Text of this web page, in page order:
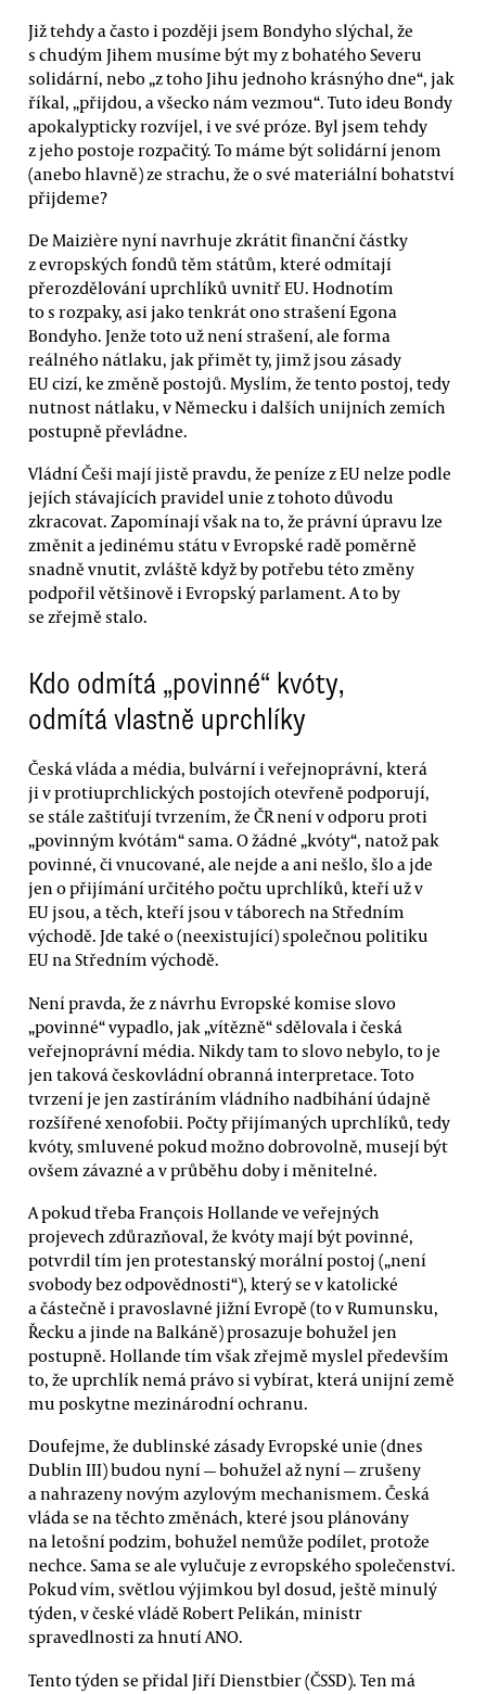
Již tehdy a často i později jsem Bondyho slýchal, že
s chudým Jihem musíme být my z bohatého Severu
solidární, nebo „z toho Jihu jednoho krásnýho dne“, jak
říkal, „přijdou, a všecko nám vezmou“. Tuto ideu Bondy
apokalypticky rozvíjel, i ve své próze. Byl jsem tehdy
z jeho postoje rozpačitý. To máme být solidární jenom
(anebo hlavně) ze strachu, že o své materiální bohatství
přijdeme?
De Maizière nyní navrhuje zkrátit finanční částky
z evropských fondů těm státům, které odmítají
přerozdělování uprchlíků uvnitř EU. Hodnotím
to s rozpaky, asi jako tenkrát ono strašení Egona
Bondyho. Jenže toto už není strašení, ale forma
reálného nátlaku, jak přimět ty, jimž jsou zásady
EU cizí, ke změně postojů. Myslím, že tento postoj, tedy
nutnost nátlaku, v Německu i dalších unijních zemích
postupně převládne.
Vládní Češi mají jistě pravdu, že peníze z EU nelze podle
jejích stávajících pravidel unie z tohoto důvodu
zkracovat. Zapomínají však na to, že právní úpravu lze
změnit a jedinému státu v Evropské radě poměrně
snadně vnutit, zvláště když by potřebu této změny
podpořil většinově i Evropský parlament. A to by
se zřejmě stalo.
Kdo odmítá „povinné“ kvóty,
odmítá vlastně uprchlíky
Česká vláda a média, bulvární i veřejnoprávní, která
ji v protiuprchlických postojích otevřeně podporují,
se stále zaštiťují tvrzením, že ČR není v odporu proti
„povinným kvótám“ sama. O žádné „kvóty“, natož pak
povinné, či vnucované, ale nejde a ani nešlo, šlo a jde
jen o přijímání určitého počtu uprchlíků, kteří už v
EU jsou, a těch, kteří jsou v táborech na Středním
východě. Jde také o (neexistující) společnou politiku
EU na Středním východě.
Není pravda, že z návrhu Evropské komise slovo
„povinné“ vypadlo, jak „vítězně“ sdělovala i česká
veřejnoprávní média. Nikdy tam to slovo nebylo, to je
jen taková českovládní obranná interpretace. Toto
tvrzení je jen zastíráním vládního nadbíhání údajně
rozšířené xenofobii. Počty přijímaných uprchlíků, tedy
kvóty, smluvené pokud možno dobrovolně, musejí být
ovšem závazné a v průběhu doby i měnitelné.
A pokud třeba François Hollande ve veřejných
projevech zdůrazňoval, že kvóty mají být povinné,
potvrdil tím jen protestanský morální postoj („není
svobody bez odpovědnosti“), který se v katolické
a částečně i pravoslavné jižní Evropě (to v Rumunsku,
Řecku a jinde na Balkáně) prosazuje bohužel jen
postupně. Hollande tím však zřejmě myslel především
to, že uprchlík nemá právo si vybírat, která unijní země
mu poskytne mezinárodní ochranu.
Doufejme, že dublinské zásady Evropské unie (dnes
Dublin III) budou nyní — bohužel až nyní — zrušeny
a nahrazeny novým azylovým mechanismem. Česká
vláda se na těchto změnách, které jsou plánovány
na letošní podzim, bohužel nemůže podílet, protože
nechce. Sama se ale vylučuje z evropského společenství.
Pokud vím, světlou výjimkou byl dosud, ještě minulý
týden, v české vládě Robert Pelikán, ministr
spravedlnosti za hnutí ANO.
Tento týden se přidal Jiří Dienstbier (ČSSD). Ten má